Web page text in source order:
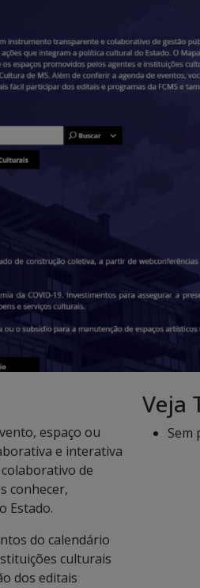
espaço ou
e interativa
de
conhecer,
Estado.
do calendário
culturais
dos editais
Veja
Sem